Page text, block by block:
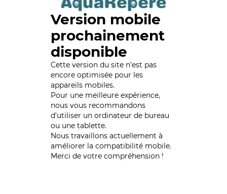
Version mobile
prochainement
disponible
Cette version du site n’est pas
encore optimisée pour les
appareils mobiles.
Pour une meilleure expérience,
nous vous recommandons
d'utiliser un ordinateur de bureau
ou une tablette.
Nous travaillons actuellement à
améliorer la compatibilité mobile.
Merci de votre compréhension !